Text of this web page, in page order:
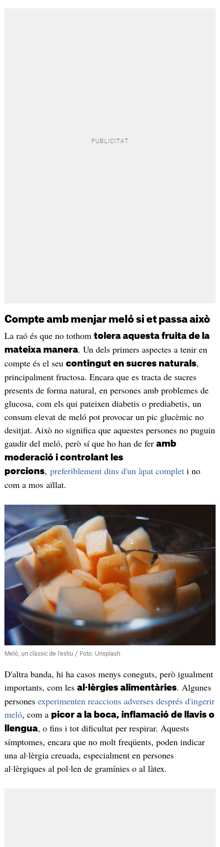
Compte amb menjar meló si et passa això
La raó és que no tothom tolera aquesta fruita de la
mateixa manera. Un dels primers aspectes a tenir en
compte és el seu contingut en sucres naturals,
principalment fructosa. Encara que es tracta de sucres
presents de forma natural, en persones amb problemes de
glucosa, com els qui pateixen diabetis o prediabetis, un
consum elevat de meló pot provocar un pic glucèmic no
desitjat. Això no significa que aquestes persones no puguin
gaudir del meló, però sí que ho han de fer amb
moderació i controlant les
porcions, preferiblement dins d'un àpat completi no
com a mos aïllat.
Meló, un clàssic de l'estiu / Foto: Unsplash
D'altra banda, hi ha casos menys coneguts, però igualment
importants, com les al·lèrgies alimentàries. Algunes
persones experimenten reaccions adverses després d'ingerir
meló, com a picor a la boca, inflamació de llavis o
llengua, o fins i tot dificultat per respirar. Aquests
símptomes, encara que no molt freqüents, poden indicar
una al·lèrgia creuada, especialment en persones
al·lèrgiques al pol·len de gramínies o al làtex.